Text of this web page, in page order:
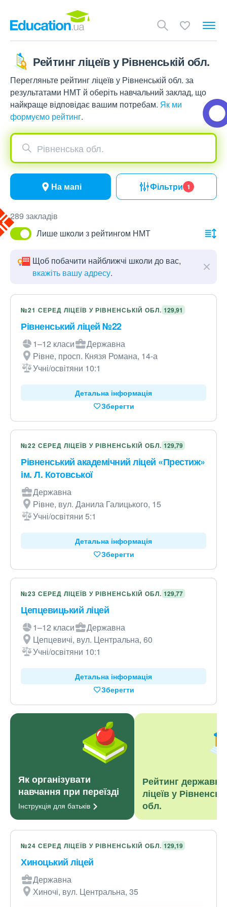
Рейтинг ліцеїв у Рівненській обл.
Перегляньте рейтинг ліцеїв у Рівненській обл. за
результатами НМТ й оберіть навчальний заклад, що
найкраще відповідає вашим потребам. Як ми
формуємо рейтинг.
Рівненська обл.
На мапі Фільтри 1
289 закладів
Лише школи з рейтингом НМТ
Щоб побачити найближчі школи до вас,
вкажіть вашу адресу.
№21 СЕРЕД ЛІЦЕЇВ У РІВНЕНСЬКІЙ ОБЛ. 129,91
Рівненський ліцей №22
1–12 класи
Державна
Рівне, просп. Князя Романа, 14-а
Учні/освітяни 10:1
Детальна інформація
Зберегти
№22 СЕРЕД ЛІЦЕЇВ У РІВНЕНСЬКІЙ ОБЛ. 129,79
Рівненський академічний ліцей «Престиж»
ім. Л. Котовської
Державна
Рівне, вул. Данила Галицького, 15
Учні/освітяни 5:1
Детальна інформація
Зберегти
№23 СЕРЕД ЛІЦЕЇВ У РІВНЕНСЬКІЙ ОБЛ. 129,77
Цепцевицький ліцей
1–12 класи
Державна
Цепцевичі, вул. Центральна, 60
Учні/освітяни 10:1
Детальна інформація
Зберегти
Як організувати
навчання при переїзді
Інструкція для батьків
Рейтинг
ліцеїв у
обл.
№24 СЕРЕД ЛІЦЕЇВ У РІВНЕНСЬКІЙ ОБЛ. 129,19
Хиноцький ліцей
Державна
Хиночі, вул. Центральна, 35